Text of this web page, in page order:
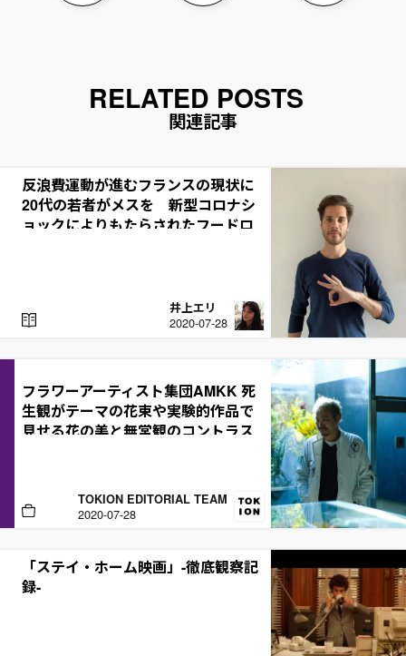
関連記事
反浪費運動が進むフランスの現状に
20代の若者がメスを 新型コロナシ
ョックによりもたらされたフードロ
井上エリ
2020-07-28
R
E
フラワーアーティスト集団AMKK 死
生観がテーマの花束や実験的作品で
見せる花の美と無常観のコントラス
TOKION EDITORIAL TEAM
2020-07-28
「ステイ・ホーム映画」-徹底観察記
録-